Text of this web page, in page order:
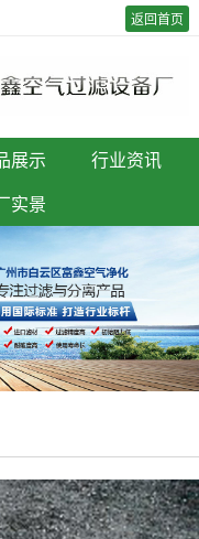
返回首页
展示
行业资讯
实景